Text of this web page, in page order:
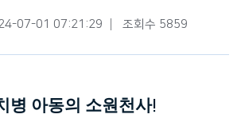
07-01 07:21:29 조회수 5859
병 아동의 소원천사!